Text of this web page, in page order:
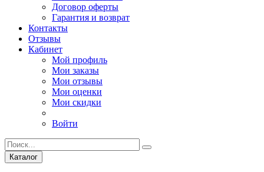
Договор оферты
Гарантия и возврат
Контакты
Отзывы
Кабинет
Мой профиль
Мои заказы
Мои отзывы
Мои оценки
Мои скидки
Войти
Каталог